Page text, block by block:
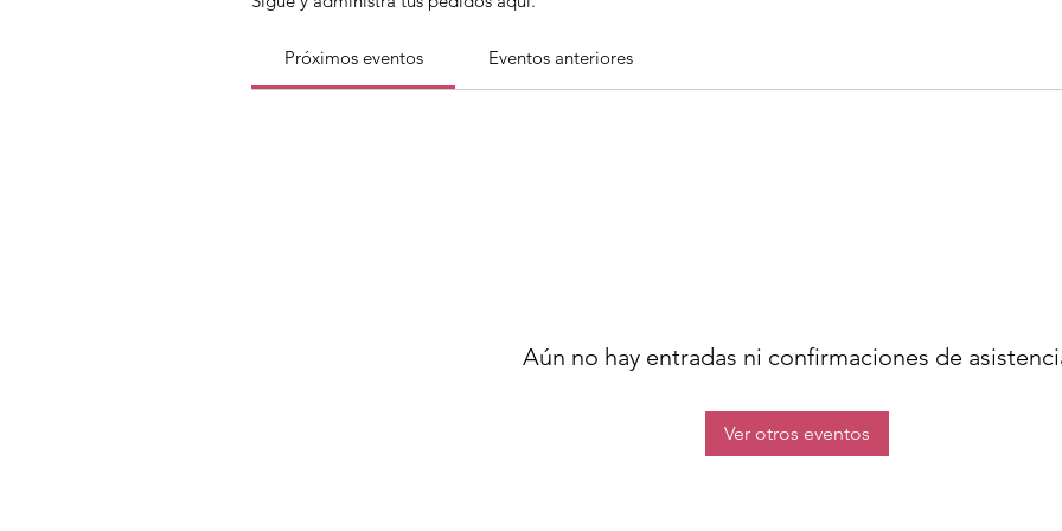
Próximos eventos Eventos anteriores
Aún no hay entradas ni confirmaciones de
Ver otros eventos